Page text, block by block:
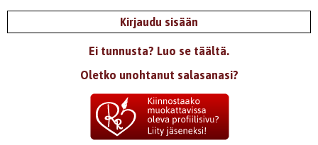
Kirjaudu sisään
Ei tunnusta? Luo se täältä.
Oletko unohtanut salasanasi?